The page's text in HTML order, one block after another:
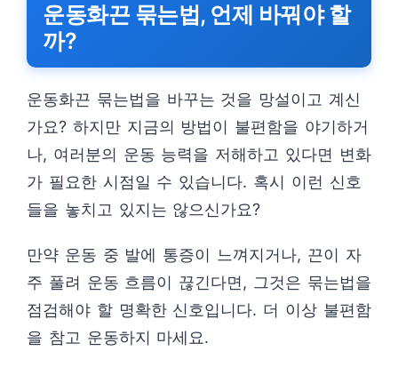
운동화끈 묶는법, 언제 바꿔야 할
까?
운동화끈 묶는법을 바꾸는 것을 망설이고 계신
가요? 하지만 지금의 방법이 불편함을 야기하거
나, 여러분의 운동 능력을 저해하고 있다면 변화
가 필요한 시점일 수 있습니다. 혹시 이런 신호
들을 놓치고 있지는 않으신가요?
만약 운동 중 발에 통증이 느껴지거나, 끈이 자
주 풀려 운동 흐름이 끊긴다면, 그것은 묶는법을
점검해야 할 명확한 신호입니다. 더 이상 불편함
을 참고 운동하지 마세요.